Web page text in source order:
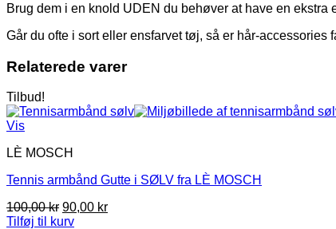
Brug dem i en knold UDEN du behøver at have en
Går du ofte i sort eller ensfarvet tøj, så er hår-accessories
Relaterede varer
Tilbud!
Vis
LÈ MOSCH
Tennis armbånd Gutte i SØLV fra LÈ MOSCH
100,00kr Den
oprindelige
90,00 krDen
Tilføj til kurv